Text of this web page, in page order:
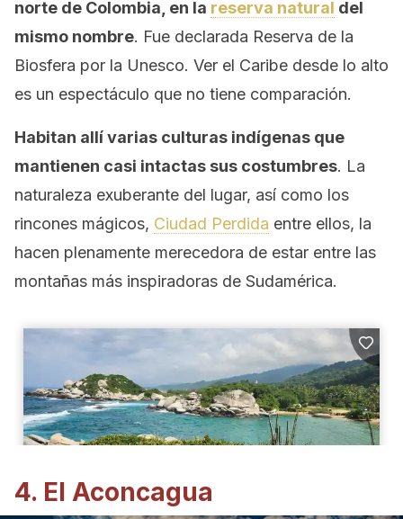
norte de Colombia, en la reserva natural del
mismo nombre. Fue declarada Reserva de la
Biosfera por la Unesco. Ver el Caribe desde lo alto
es un espectáculo que no tiene comparación.
Habitan allí varias culturas indígenas que
mantienen casi intactas sus costumbres. La
naturaleza exuberante del lugar, así como los
rincones mágicos, Ciudad Perdida entre ellos, la
hacen plenamente merecedora de estar entre las
montañas más inspiradoras de Sudamérica.
4. El Aconcagua